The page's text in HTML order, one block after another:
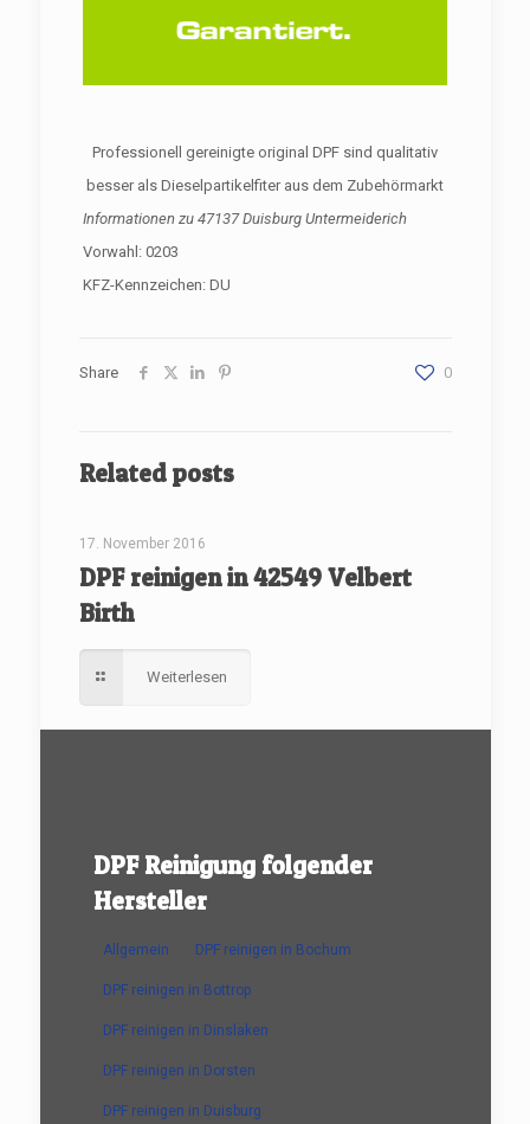
Professionell gereinigte original DPF sind qualitativ
besser als Dieselpartikelfiter aus dem Zubehörmarkt
Informationen zu 47137 Duisburg Untermeiderich
Vorwahl: 0203
KFZ-Kennzeichen: DU
Share 0
Related posts
17. November 2016
DPF reinigen in 42549 Velbert
Birth
Weiterlesen
DPF Reinigung folgender
Hersteller
Allgemein DPF reinigen in Bochum
DPF reinigen in Bottrop
DPF reinigen in Dinslaken
DPF reinigen in Dorsten
DPF reinigen in Duisburg